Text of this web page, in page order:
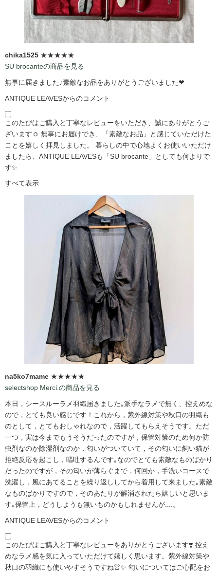
chika1525 ★★★★★
SU brocanteの商品を見る
無事に届きました♪素敵なお品をありがとうございました❤
ANTIQUE LEAVESからのコメント
このたびはご購入と丁寧なレビューをいただき、誠にありがとうご
ざいます☺️ 無事にお届けでき、「素敵なお品」と感じていただけた
ことを嬉しく拝見しました。 暮らしの中で心地よくお使いいただけ
ましたら、ANTIQUE LEAVESも「SU brocante」としても何よりで
す✨
すべて表示
na5ko7mame ★★★★★
selectshop Merci.の商品を見る
本日，シースルーラメ羽織届きました｡派手なラメで無く、控えめな
ので，とても良い感じです！これから，紫外線対策や秋口の羽織も
のとして，とてもおしゃれなので，活躍してもらえそうです。ただ
一つ，実は今までもうそうだったのですが，保管対策のため何か防
虫剤なのか除湿剤なのか，匂いがついていて，その匂いに飼い猫が
拒絶反応を起こし，嘔吐するんです｡なのでとても素敵なものばかり
だったのですが，その匂いが薄らぐまで，何回か，手洗いコースで
洗濯し，風にあてることを繰り返ししてから着用して来ました｡素敵
なものばかりですので，そのあたりが解消されたら嬉しいと思いま
す｡保管上，どうしようも無いものかもしれませんが....。
ANTIQUE LEAVESからのコメント
このたびはご購入と丁寧なレビューをありがとうございます❣️ 控え
めなラメ感を気に入っていただけて嬉しく思います。紫外線対策や
秋口の羽織にも使いやすそうですね👚✨ 匂いについてはご心配をお